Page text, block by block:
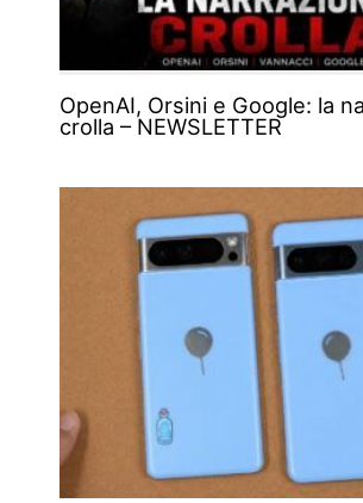
OpenAI, Orsini e Google: la
crolla – NEWSLETTER